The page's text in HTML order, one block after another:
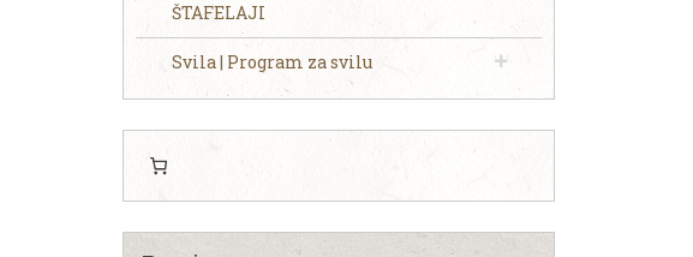
ŠTAFELAJI
Svila | Program za svilu